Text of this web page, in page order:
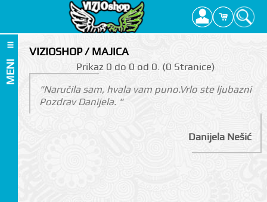
MENI
VIZIOSHOP / MAJICA
Prikаz 0 do 0 оd 0. (0 Strаnicе)
"Naručila sam, hvala vam puno.Vrlo ste ljubazni
Pozdrav Danijela. "
Danijela Nešić